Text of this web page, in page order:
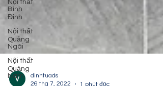
Nội thất
Bình
Định
Nội thất
Quảng
Ngãi
Nội thất
Quảng
Nam